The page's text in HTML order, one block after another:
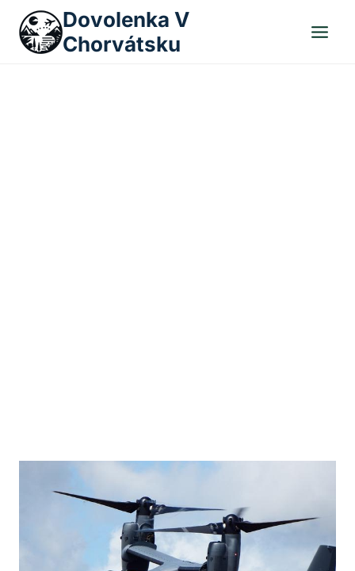
content
Dovolenka V
Chorvátsku